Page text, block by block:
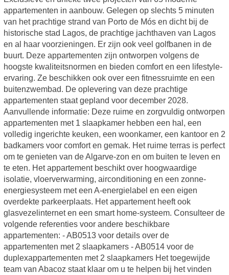
appartementen in aanbouw. Gelegen op slechts 5 minuten
van het prachtige strand van Porto de Mós en dicht bij de
historische stad Lagos, de prachtige jachthaven van Lagos
en al haar voorzieningen. Er zijn ook veel golfbanen in de
buurt. Deze appartementen zijn ontworpen volgens de
hoogste kwaliteitsnormen en bieden comfort en een lifestyle-
ervaring. Ze beschikken ook over een fitnessruimte en een
buitenzwembad. De oplevering van deze prachtige
appartementen staat gepland voor december 2028.
Aanvullende informatie: Deze ruime en zorgvuldig ontworpen
appartementen met 1 slaapkamer hebben een hal, een
volledig ingerichte keuken, een woonkamer, een kantoor en 2
badkamers voor comfort en gemak. Het ruime terras is perfect
om te genieten van de Algarve-zon en om buiten te leven en
te eten. Het appartement beschikt over hoogwaardige
isolatie, vloerverwarming, airconditioning en een zonne-
energiesysteem met een A-energielabel en een eigen
overdekte parkeerplaats. Het appartement heeft ook
glasvezelinternet en een smart home-systeem. Consulteer de
volgende referenties voor andere beschikbare
appartementen: - AB0513 voor details over de
appartementen met 2 slaapkamers - AB0514 voor de
duplexappartementen met 2 slaapkamers Het toegewijde
team van Abacoz staat klaar om u te helpen bij het vinden